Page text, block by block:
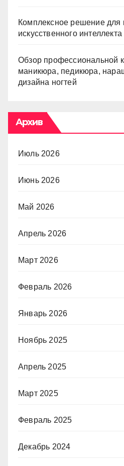
Комплексное решение для
искусственного
Обзор профессиональной
маникюра, педикюра,
дизайна ногтей
Архив
Июль 2026
Июнь 2026
Май 2026
Апрель 2026
Март 2026
Февраль 2026
Январь 2026
Ноябрь 2025
Апрель 2025
Март 2025
Февраль 2025
Декабрь 2024